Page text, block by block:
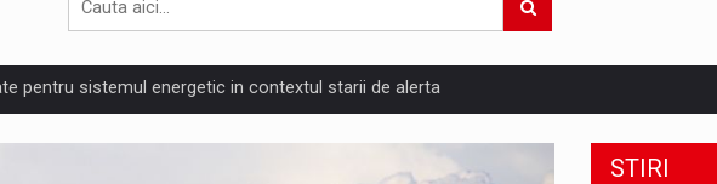
pentru sistemul energetic in contextul starii de alerta
care pedepseste granitele?
STIRI